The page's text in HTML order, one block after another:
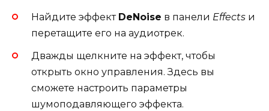
Найдите эффект DeNoise в панели Effects и
перетащите его на аудиотрек.
Дважды щелкните на эффект, чтобы
открыть окно управления. Здесь вы
сможете настроить параметры
шумоподавляющего эффекта.